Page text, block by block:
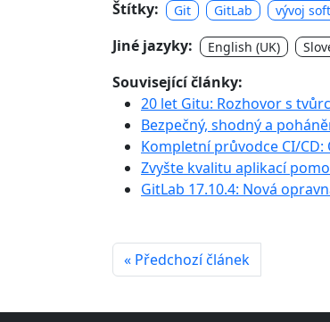
Štítky: Git GitLab vývoj
Jiné jazyky: English (UK)
Související články:
20 let Gitu: Rozhovor s
Bezpečný, shodný a
Kompletní průvodce CI/
Zvyšte kvalitu aplikací
GitLab 17.10.4: Nová
« Předchozí článek